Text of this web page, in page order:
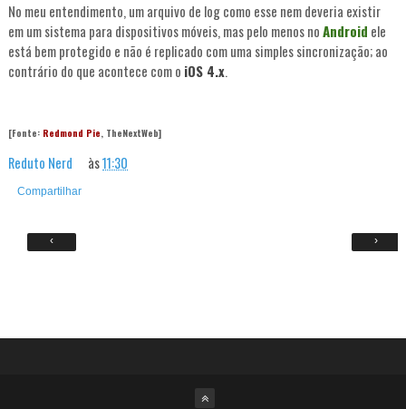
No meu entendimento, um arquivo de log como esse nem deveria existir
em um sistema para dispositivos móveis, mas pelo menos noAndroid ele
está bem protegido e não é replicado com uma simples sincronização; ao
contrário do que acontece com o iOS 4.x.
[Fonte: Redmond Pie, TheNextWeb]
Reduto Nerd às11:30
Compartilhar
‹ ›